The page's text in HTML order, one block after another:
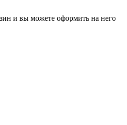
и вы можете оформить на него